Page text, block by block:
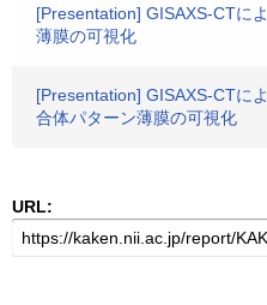
[Presentation] GISAXS-CTに
薄膜の可視化
[Presentation] GISAXS-CTに
合体パターン薄膜の可視化
URL: